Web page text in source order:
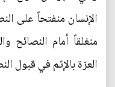
الإنسان منفتحاً على
منغلقاً أمام النصائح
العزة بالإثم في قبول